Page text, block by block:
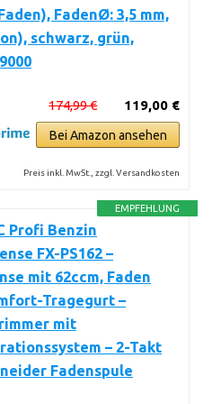
FadenØ: 3,5 mm,
schwarz, grün,
119,00 €
174,99 €
Bei Amazon ansehen
Preis inkl. MwSt., zzgl. Versandkosten
EMPFEHLUNG
Profi Benzin
FX-PS162 –
mit 62ccm, Faden
Tragegurt –
mit
– 2-Takt
Fadenspule